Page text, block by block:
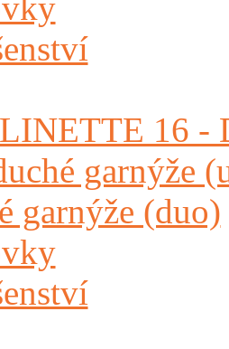
16 -
garnýže
garnýže (duo)